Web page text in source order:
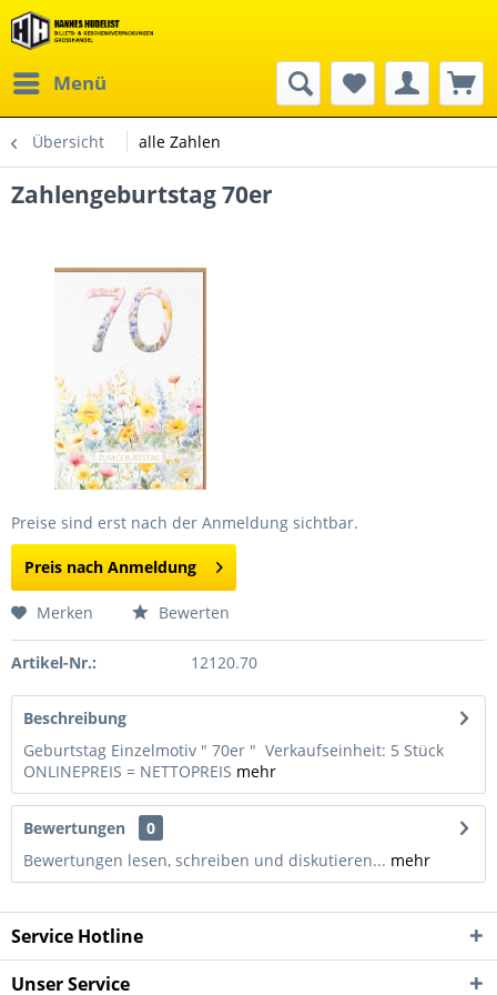
Menü
Übersicht alle Zahlen
Zahlengeburtstag 70er
Preise sind erst nach der Anmeldung sichtbar.
Preis nach Anmeldung
Merken Bewerten
Artikel-Nr.: 12120.70
Beschreibung
Geburtstag Einzelmotiv " 70er " Verkaufseinheit: 5 Stück
ONLINEPREIS = NETTOPREIS mehr
Bewertungen
0
Bewertungen lesen, schreiben und diskutieren... mehr
Service Hotline
Unser Service